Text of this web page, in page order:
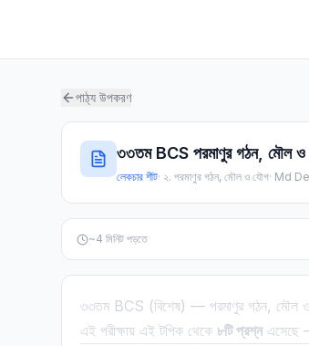
পাঠ্য উপকরণ
৩৩তম BCS পরমাণুর গঠন, মৌল
লেকচার শীট· ২. পরমাণুর গঠন, মৌল ও যৌগ· Md
~4 মিনিট পড়তে
৩৩তম BCS (বিশেষ) — পরমাণুর গঠন, মৌল
এই পরীক্ষায় এই টপিক থেকে ৮টি প্রশ্নএসেছে